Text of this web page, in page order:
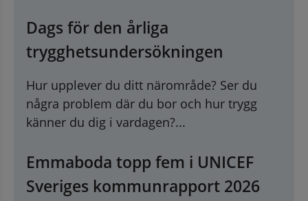
Dags för den årliga
trygghetsundersökningen
Hur upplever du ditt närområde? Ser du
några problem där du bor och hur trygg
känner du dig i vardagen?...
Emmaboda topp fem i UNICEF
Sveriges kommunrapport 2026